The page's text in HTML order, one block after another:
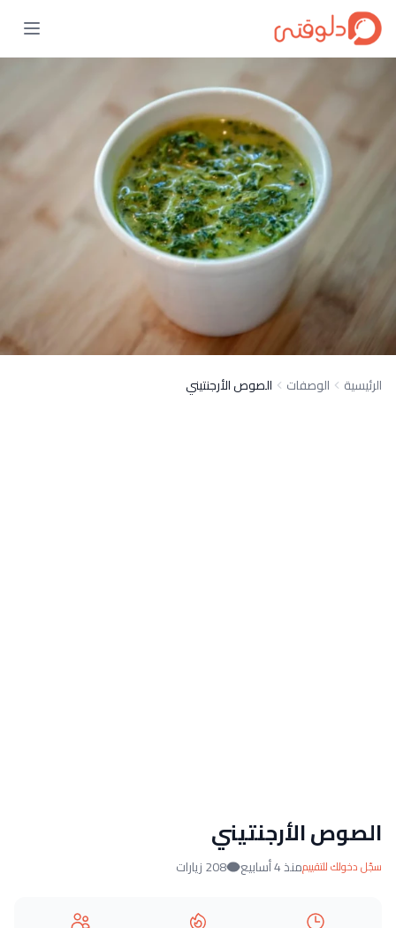
الرئيسية الوصفات الصوص الأرجنتيني
الصوص الأرجنتيني
سجّل دخولك للتقييممنذ 4 أسابيع 208 زيارات